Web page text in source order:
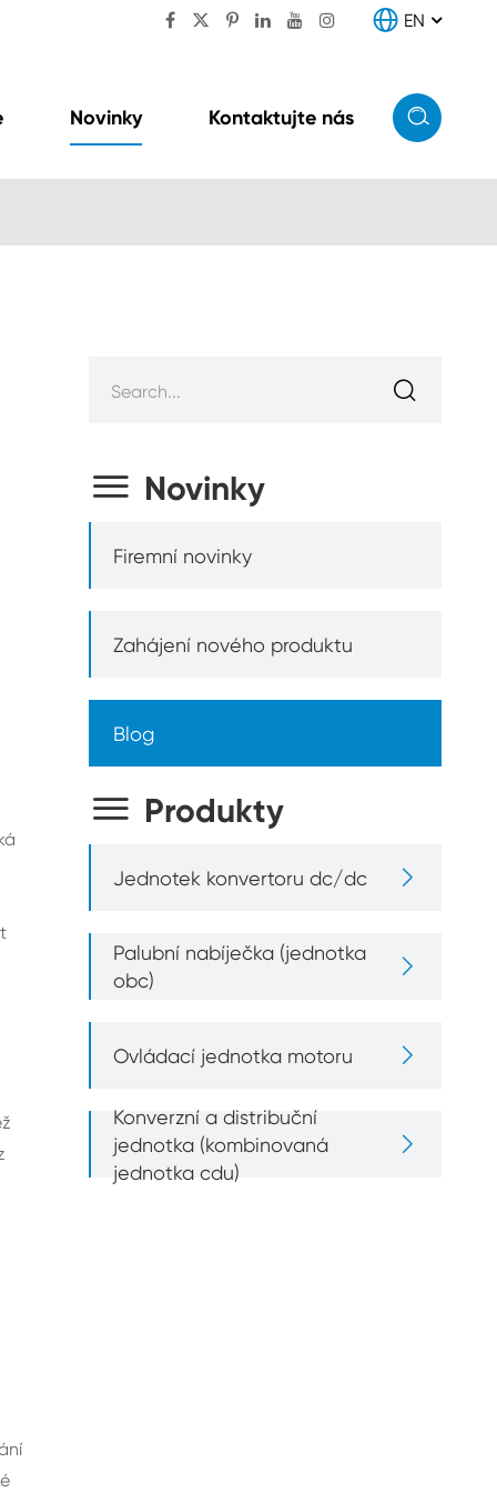
  EN
jednotka cdu)
Novinky Kontaktujte nás 

 Novinky
Firemní novinky
Zahájení nového produktu
Blog
 Produkty
Jednotek konvertoru dc/dc 
Palubní nabíječka (jednotka
obc)

Ovládací jednotka motoru 
Konverzní a distribuční
jednotka (kombinovaná
jednotka cdu)
